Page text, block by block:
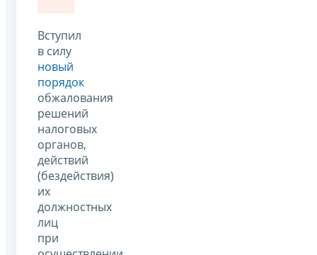
Вступил
в силу
новый
порядок
обжалования
решений
налоговых
органов,
действий
(бездействия)
их
должностных
лиц
при